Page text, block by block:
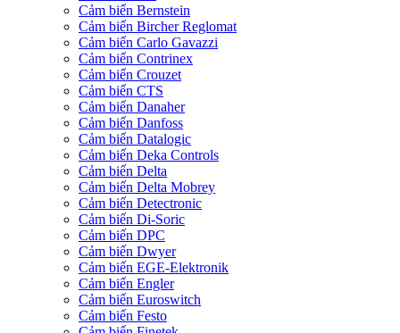
Cảm biến Bernstein
Cảm biến Bircher Reglomat
Cảm biến Carlo Gavazzi
Cảm biến Contrinex
Cảm biến Crouzet
Cảm biến CTS
Cảm biến Danaher
Cảm biến Danfoss
Cảm biến Datalogic
Cảm biến Deka Controls
Cảm biến Delta
Cảm biến Delta Mobrey
Cảm biến Detectronic
Cảm biến Di-Soric
Cảm biến DPC
Cảm biến Dwyer
Cảm biến EGE-Elektronik
Cảm biến Engler
Cảm biến Euroswitch
Cảm biến Festo